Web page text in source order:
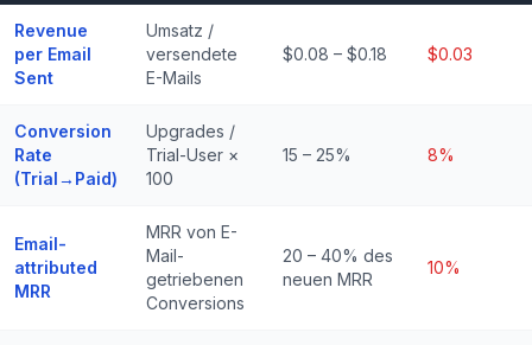
Revenue
per Email
Sent
Umsatz /
versendete
E-Mails
$0.08 – $0.18 $0.03
Conversion
Rate
(Trial→Paid)
Upgrades /
Trial-User ×
100
15 – 25% 8%
Email-
attributed
MRR
MRR von E-
Mail-
getriebenen
Conversions
20 – 40% des
neuen MRR
10%